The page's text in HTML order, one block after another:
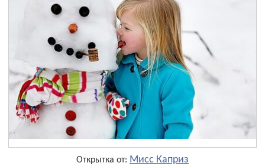
Открытка от: Мисс Каприз